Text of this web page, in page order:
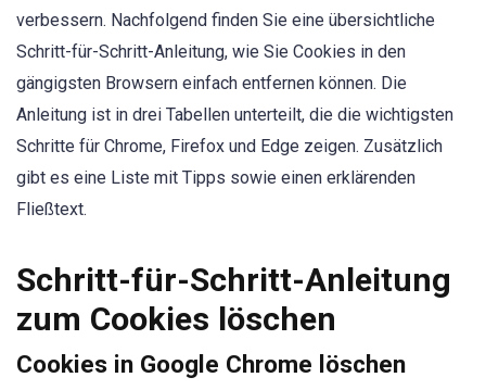
verbessern. Nachfolgend finden Sie eine übersichtliche
Schritt-für-Schritt-Anleitung, wie Sie Cookies in den
gängigsten Browsern einfach entfernen können. Die
Anleitung ist in drei Tabellen unterteilt, die die wichtigsten
Schritte für Chrome, Firefox und Edge zeigen. Zusätzlich
gibt es eine Liste mit Tipps sowie einen erklärenden
Fließtext.
Schritt-für-Schritt-Anleitung
zum Cookies löschen
Cookies in Google Chrome löschen